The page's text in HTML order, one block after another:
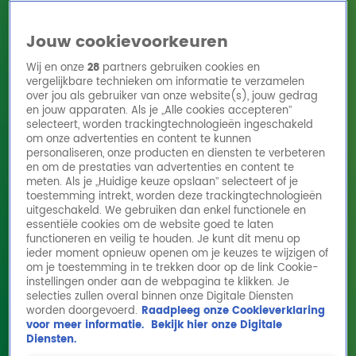
HomeActiesRadioshows DJ'sRadio 10 zendersHitlijsten
Radio luisteren
Volg Radio 10
Zoeken
HomeOnline Radio LuisterenActiesShowsAlle zenders
The Chicago Funk live op de bühne met
ijzersterke cover van September
6 nov 2024, 11:52
Jouw cookievoorkeuren
Wij en onze28 partners gebruiken cookies en
vergelijkbare technieken om informatie te verzamelen
over jou als gebruiker van onze website(s), jouw gedrag
en jouw apparaten. Als je „Alle cookies accepteren”
selecteert, worden trackingtechnologieën ingeschakeld
om onze advertenties en content te kunnen
personaliseren, onze producten en diensten te verbeteren
en om de prestaties van advertenties en content te
meten. Als je „Huidige keuze opslaan” selecteert of je
toestemming intrekt, worden deze trackingtechnologieën
uitgeschakeld. We gebruiken dan enkel functionele en
essentiële cookies om de website goed te laten
functioneren en veilig te houden. Je kunt dit menu op
ieder moment opnieuw openen om je keuzes te wijzigen of
om je toestemming in te trekken door op de link Cookie-
instellingen onder aan de webpagina te klikken. Je
selecties zullen overal binnen onze Digitale Diensten
worden doorgevoerd. Raadpleeg onze Cookieverklaring
voor meer informatie. Bekijk hier onze Digitale
Diensten.